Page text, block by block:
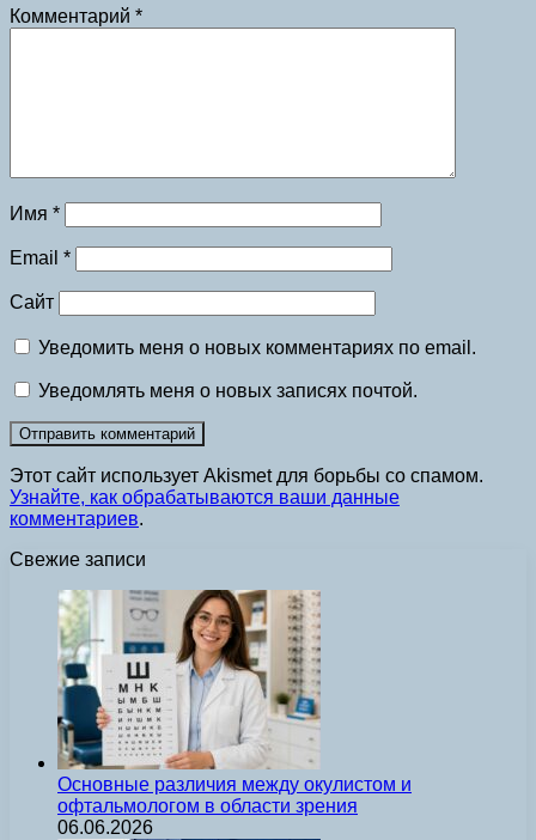
Комментарий *
Имя *
Email *
Сайт
Уведомить меня о новых комментариях по email.
Уведомлять меня о новых записях почтой.
Этот сайт использует Akismet для борьбы со спамом.
Узнайте, как обрабатываются ваши данные
комментариев.
Свежие записи
Основные различия между окулистом и
офтальмологом в области зрения
06.06.2026